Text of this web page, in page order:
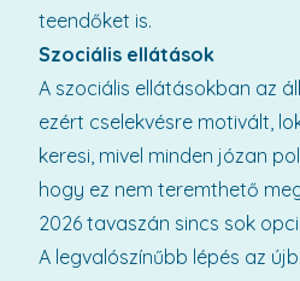
teendőket is.
Szociális ellátások
A szociális ellátásokban az
ezért cselekvésre motivált,
keresi, mivel minden józan
hogy ez nem teremthető
2026 tavaszán sincs sok
A legvalószínűbb lépés az